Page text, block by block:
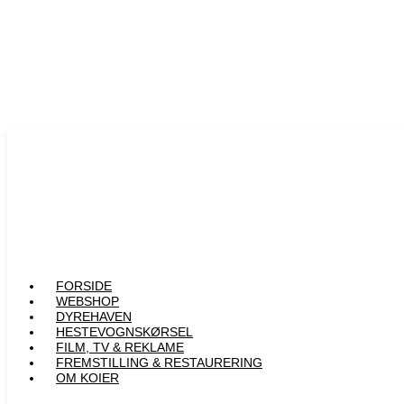
FORSIDE
WEBSHOP
DYREHAVEN
HESTEVOGNSKØRSEL
FILM, TV & REKLAME
FREMSTILLING & RESTAURERING​
OM KOIER